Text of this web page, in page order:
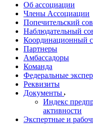
Об ассоциации
Члены Ассоциации
Попечительский
Наблюдательный
Координационный
Партнеры
Амбассадоры
Команда
Федеральные
Реквизиты
Документы
Индекс
активности
Экспертные и